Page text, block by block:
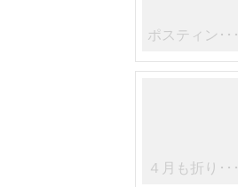
ポスティン･･･
４月も折り･･･